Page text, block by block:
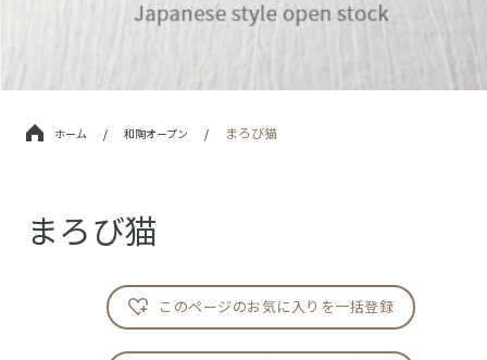
ホーム / 和陶オープン / まろび猫
まろび猫
このページのお気に入りを一括登録